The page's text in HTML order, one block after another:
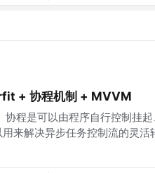
+ 协程机制 + MVVM
协程是可以由程序自行控制挂
来解决异步任务控制流的灵